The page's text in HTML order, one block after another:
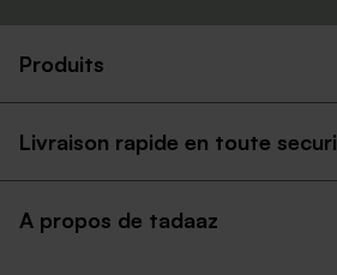
Produits
Livraison rapide en toute
A propos de tadaaz